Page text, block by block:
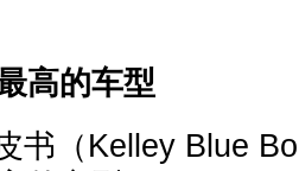
高的车型
（Kelley Blue